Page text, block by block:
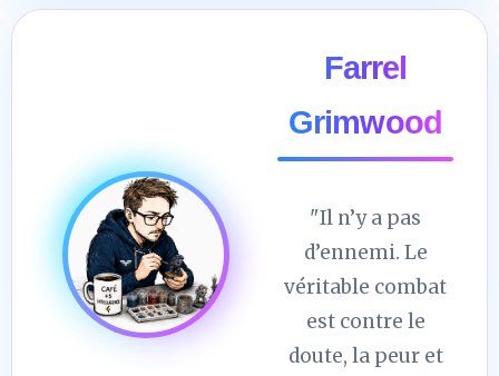
Farrel
Grimwood
"Il n’y a pas
d’ennemi. Le
véritable combat
est contre le
doute, la peur et